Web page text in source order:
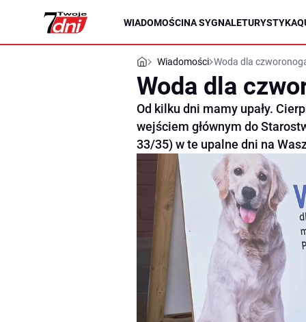
WIADOMOŚCINA SYGNALETURYSTYKA
Wiadomości Woda dla
Woda dla
Od kilku dni mamy upały.
wejściem głównym do
33/35) w te upalne dni na